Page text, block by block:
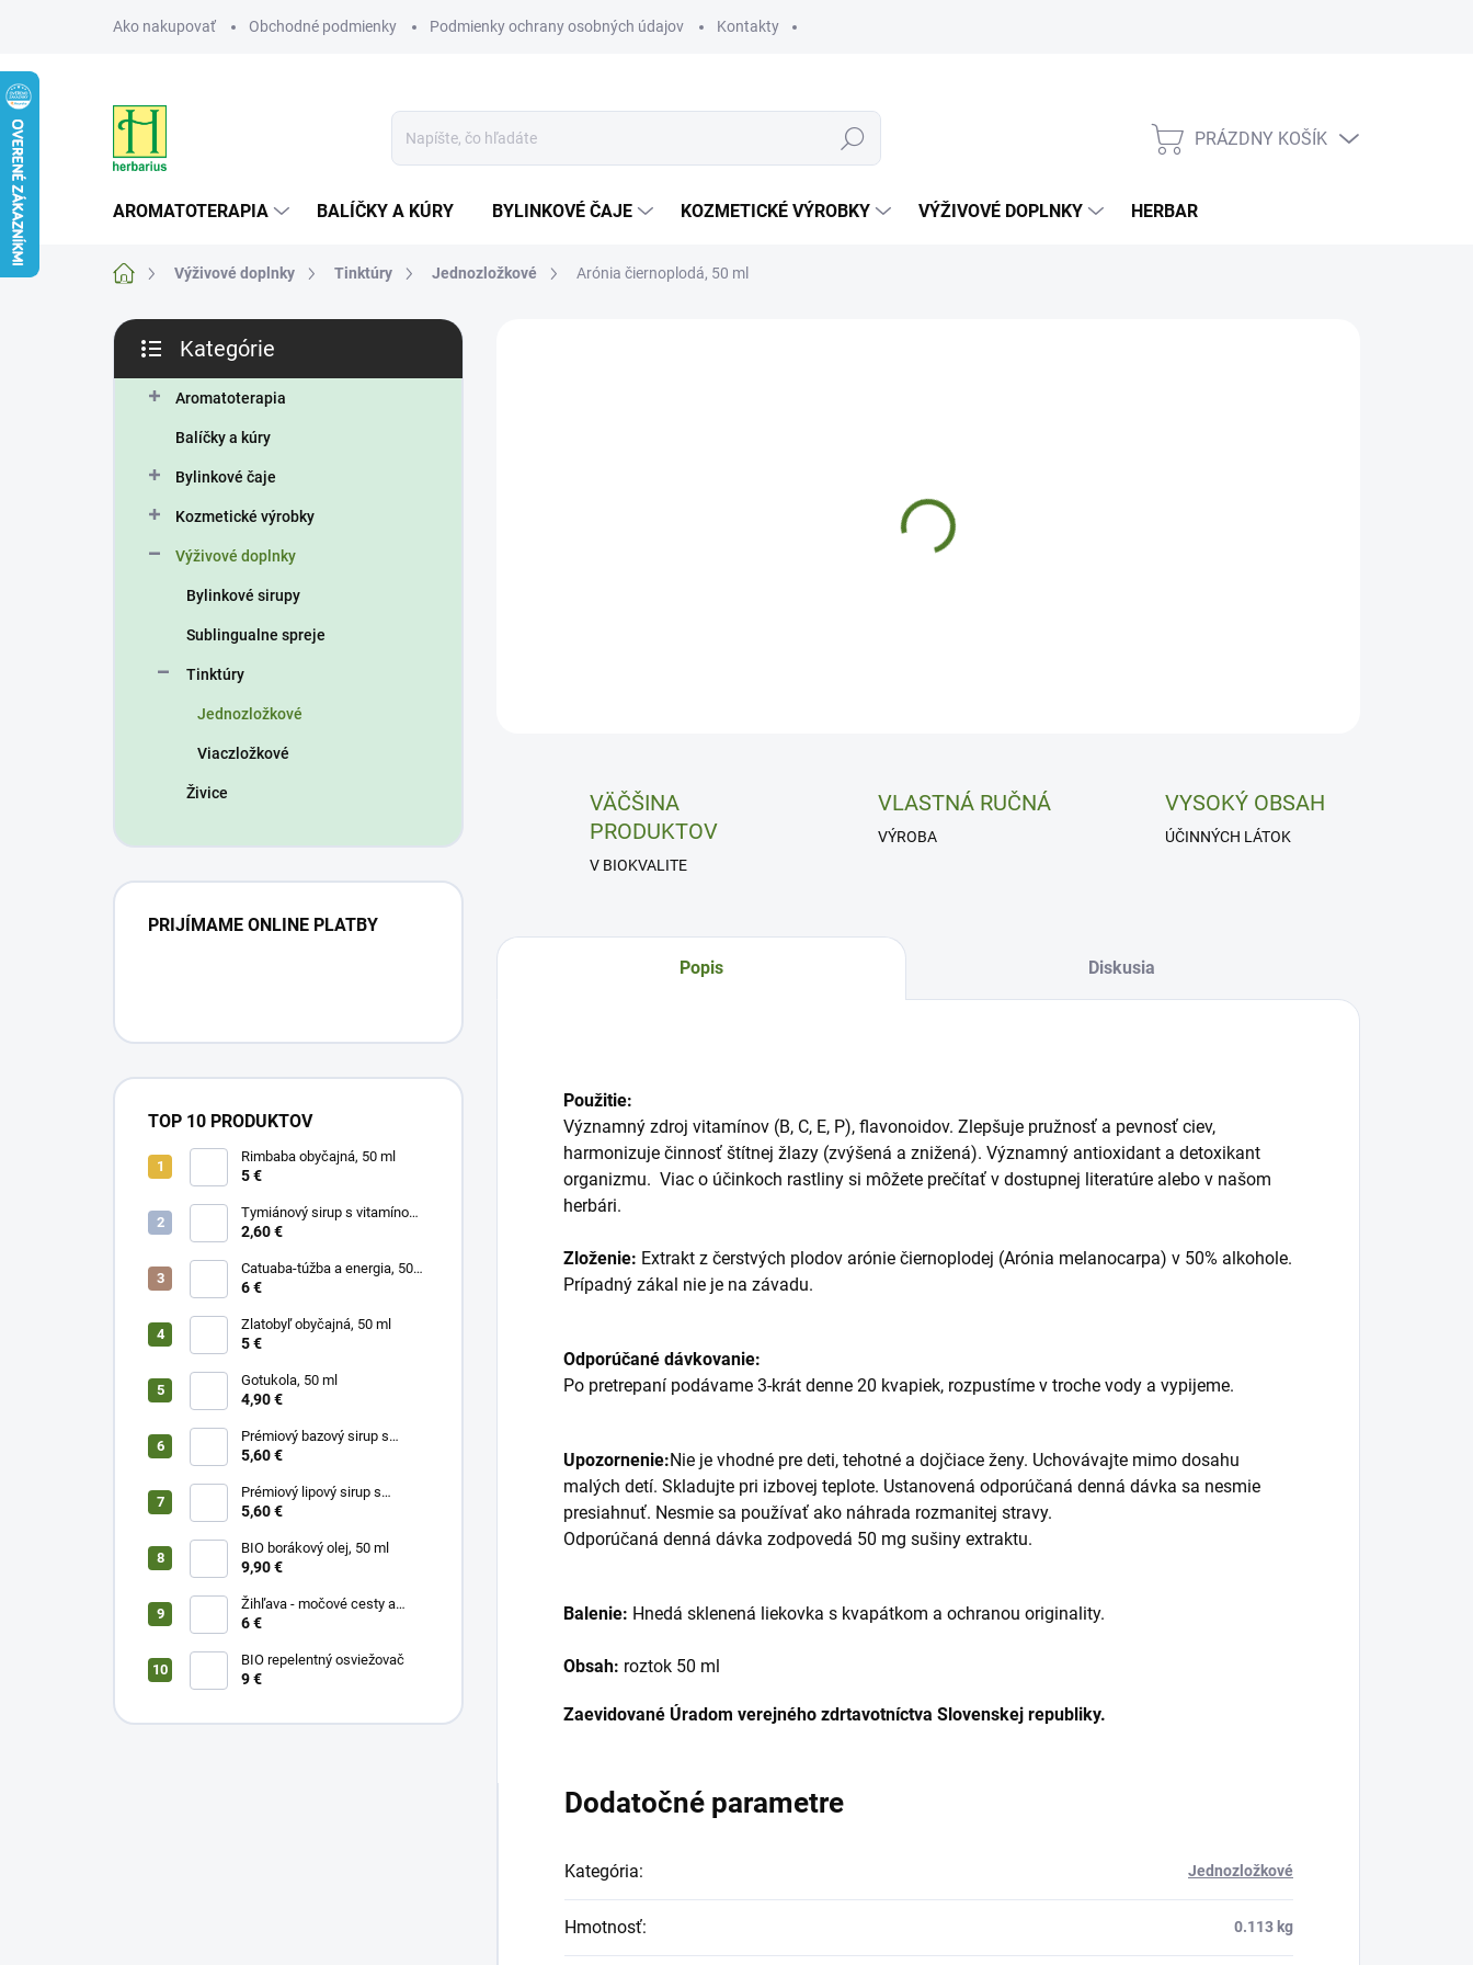
Ako nakupovať Obchodné podmienky Podmienky ochrany osobných údajov Kontakty
Hľadať
NÁKUPNÝ
PRÁZDNY KOŠÍK
AROMATOTERAPIA BALÍČKY A KÚRY BYLINKOVÉ ČAJE KOZMETICKÉ VÝROBKY VÝŽIVOVÉ DOPLNKY HERBAR
DomovVýživové doplnky Tinktúry Jednozložkové Arónia čiernoplodá, 50 ml
B
č
kategórie
Kategórie
Aromatoterapia
Balíčky a kúry
Bylinkové čaje
Kozmetické výrobky
Výživové doplnky
Bylinkové sirupy
Sublingualne spreje
Tinktúry
Jednozložkové
Viaczložkové
Živice
PRIJÍMAME ONLINE PLATBY
TOP 10 PRODUKTOV
Rimbaba obyčajná, 50 ml
5 €
Tymiánový sirup s vitamínom
C
2,60 €
Catuaba-túžba a energia, 50
ml
6 €
Zlatobyľ obyčajná, 50 ml
5 €
Gotukola, 50 ml
4,90 €
Prémiový bazový sirup s
limetkou a vitam. C
5,60 €
Prémiový lipový sirup s
citrónom a vitamínom C
5,60 €
BIO borákový olej, 50 ml
9,90 €
Žihľava - močové cesty a
prostata, 50 ml
6 €
BIO repelentný osviežovač
9 €
VÄČŠINA
PRODUKTOV
V BIOKVALITE
VLASTNÁ RUČNÁ
VÝROBA
VYSOKÝ OBSAH
ÚČINNÝCH LÁTOK
Popis Diskusia
Použitie:
Významný zdroj vitamínov (B, C, E, P), flavonoidov. Zlepšuje pružnosť a pevnosť ciev,
harmonizuje činnosť štítnej žlazy (zvýšená a znižená). Významný antioxidant a detoxikant
organizmu. Viac o účinkoch rastliny si môžete prečítať v dostupnej literatúre alebo v našom
herbári.
Zloženie: Extrakt z čerstvých plodov arónie čiernoplodej (Arónia melanocarpa) v 50% alkohole.
Prípadný zákal nie je na závadu.
Odporúčané dávkovanie:
Po pretrepaní podávame 3-krát denne 20 kvapiek, rozpustíme v troche vody a vypijeme.
Upozornenie:Nie je vhodné pre deti, tehotné a dojčiace ženy. Uchovávajte mimo dosahu
malých detí. Skladujte pri izbovej teplote. Ustanovená odporúčaná denná dávka sa nesmie
presiahnuť. Nesmie sa používať ako náhrada rozmanitej stravy.
Odporúčaná denná dávka zodpovedá 50 mg sušiny extraktu.
Balenie: Hnedá sklenená liekovka s kvapátkom a ochranou originality.
Obsah: roztok 50 ml
Zaevidované Úradom verejného zdrtavotníctva Slovenskej republiky.
Dodatočné parametre
Kategória: Jednozložkové
Hmotnosť: 0.113 kg